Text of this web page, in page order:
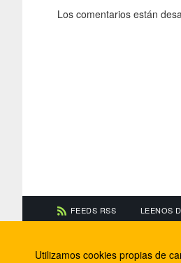
Los comentarios están
FEEDS RSS LEENOS
Información de contacto
Utilizamos cookies propias de